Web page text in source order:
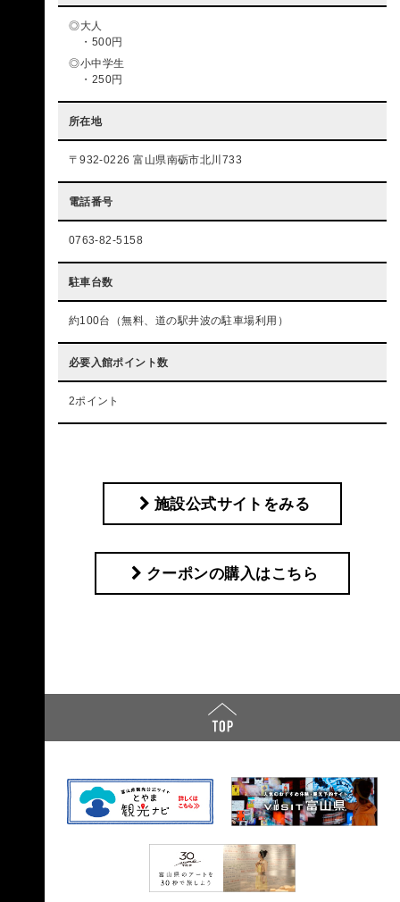
大人
500円
小中学生
250円
所在地
〒932-0226 富山県南砺市北川733
電話番号
0763-82-5158
駐車台数
約100台（無料、道の駅井波の駐車場利用）
必要入館ポイント数
2ポイント
施設公式サイトをみる
クーポンの購入はこちら